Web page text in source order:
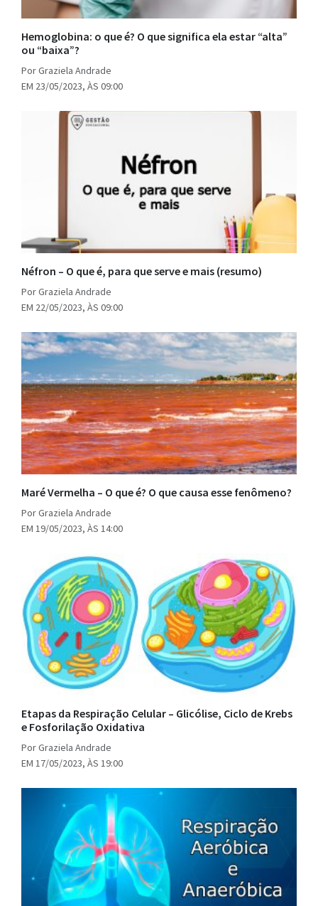
Hemoglobina: o que é? O que significa ela estar “alta”
ou “baixa”?
Por Graziela Andrade
EM 23/05/2023, ÀS 09:00
Néfron – O que é, para que serve e mais (resumo)
Por Graziela Andrade
EM 22/05/2023, ÀS 09:00
Maré Vermelha – O que é? O que causa esse fenômeno?
Por Graziela Andrade
EM 19/05/2023, ÀS 14:00
Etapas da Respiração Celular – Glicólise, Ciclo de Krebs
e Fosforilação Oxidativa
Por Graziela Andrade
EM 17/05/2023, ÀS 19:00